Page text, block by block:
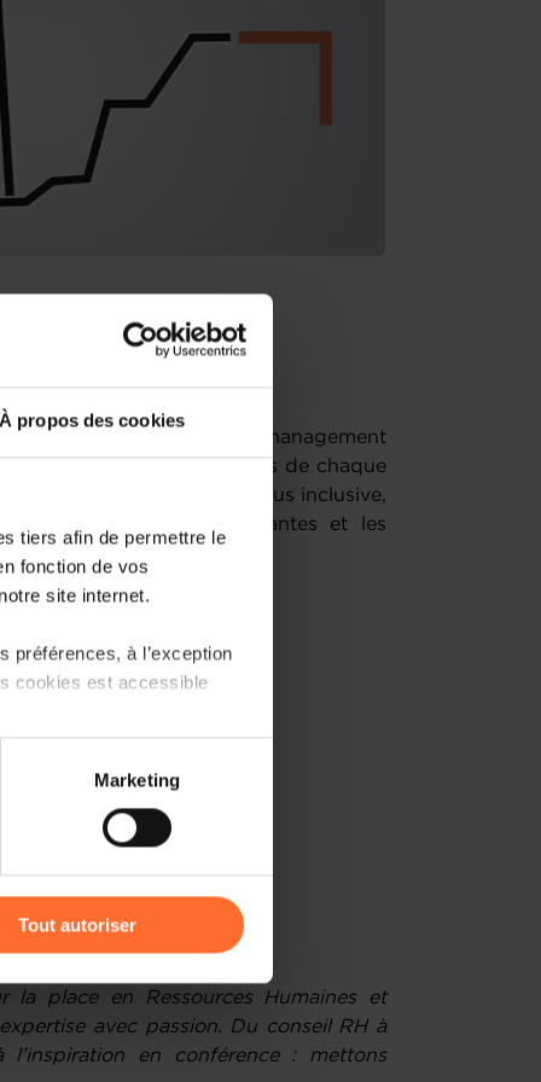
À propos des cookies
tiers afin de permettre le
fonction de vos
site internet.
préférences, à l’exception
cookies est accessible
sur les réseaux
être affectées en
protection des données
Marketing
Tout autoriser
des générations au management
caractéristiques distinctes de chaque
biais pour une gestion plus inclusive,
harmonieuses et performantes et les
les jeunes talents
?
la place en Ressources Humaines et
avec passion. Du conseil RH à
l’inspiration en conférence : mettons